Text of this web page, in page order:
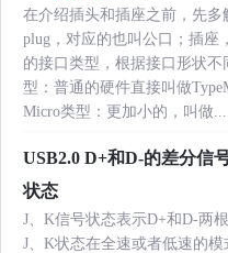
在介绍插头和插座之前，先多
plug，对应的也叫公口；插座
的接口类型，根据接口形状
型：普通的硬件直接叫做
Micro类型：更加小的，叫做
USB2.0 D+和D-的差分信
状态
J、K信号状态表示D+和D-两
J、K状态在全速或者低速的